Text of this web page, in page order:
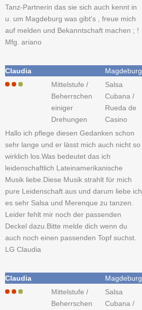
Tanz-Partnerin das sie sich auch kennt in
u. um Magdeburg was gibt's , freue mich
auf melden und Bekanntschaft machen ; !
Mfg. ariano
Claudia Magdeburg
Mittelstufe /
Beherrschen
einiger
Drehungen
Salsa
Cubana /
Rueda de
Casino
Hallo ich pflege diesen Gedanken schon
sehr lange und er lässt mich auch nicht so
wirklich los.Was bedeutet das ich
leidenschaftlich Lateinamerikanische
Musik liebe.Diese Musik strahlt für mich
pure Leidenschaft aus und darum liebe ich
es sehr Salsa und Merenque zu tanzen.
Leider fehlt mir noch der passenden
Deckel dazu.Bitte melde dich wenn du
auch noch einen passenden Topf suchst.
LG Claudia
Claudia Magdeburg
Mittelstufe /
Beherrschen
Salsa
Cubana /